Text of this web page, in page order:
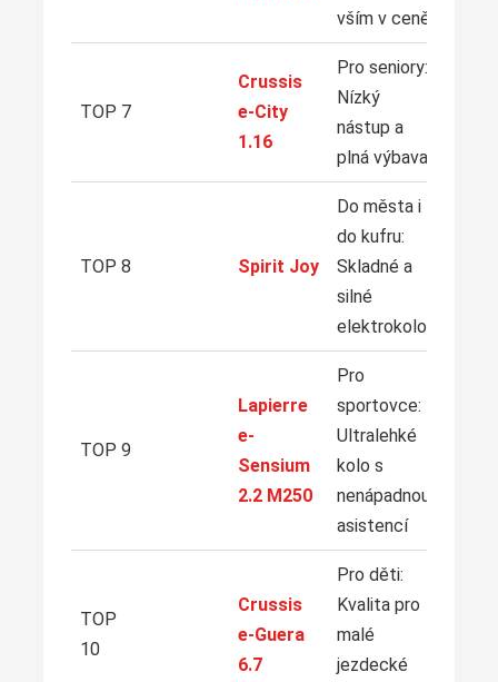
vším v ceně
TOP 7
Crussis
e-City
1.16
Pro seniory:
Nízký
nástup a
plná výbava
TOP 8 Spirit Joy
Do města i
do kufru:
Skladné a
silné
elektrokolo
TOP 9
Lapierre
e-
Sensium
2.2 M250
Pro
sportovce:
Ultralehké
kolo s
nenápadnou
asistencí
TOP
10
Crussis
e-Guera
6.7
Pro děti:
Kvalita pro
malé
jezdecké